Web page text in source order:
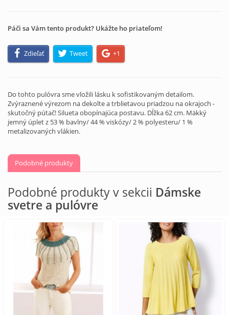
Páči sa Vám tento produkt? Ukážte ho priateľom!
Zdieľať Tweet +1
Do tohto pulóvra sme vložili lásku k sofistikovaným detailom.
Zvýraznené výrezom na dekolte a trblietavou priadzou na okrajoch -
skutočný pútač! Silueta obopínajúca postavu. Dĺžka 62 cm. Mäkký
jemný úplet z 53 % bavlny/ 44 % viskózy/ 2 % polyesteru/ 1 %
metalizovaných vlákien.
Podobné produkty
Podobné produkty v sekcii Dámske
svetre a pulóvre